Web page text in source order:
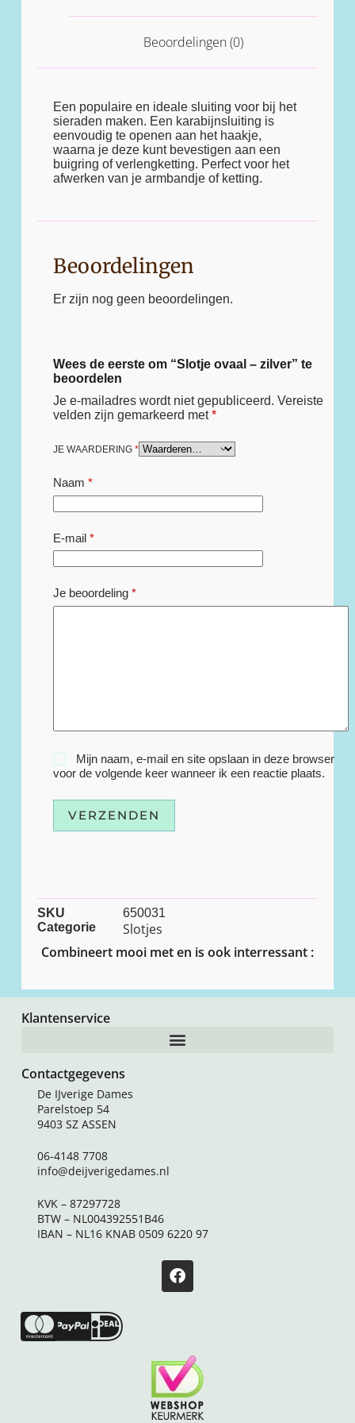
Beoordelingen (0)
Een populaire en ideale sluiting voor bij het
sieraden maken. Een karabijnsluiting is
eenvoudig te openen aan het haakje,
waarna je deze kunt bevestigen aan een
buigring of verlengketting. Perfect voor het
afwerken van je armbandje of ketting.
Beoordelingen
Er zijn nog geen beoordelingen.
Wees de eerste om “Slotje ovaal – zilver” te
beoordelen
Je e-mailadres wordt niet gepubliceerd. Vereiste
velden zijn gemarkeerd met*
JE WAARDERING *
Naam *
E-mail*
Je beoordeling *
Mijn naam, e-mail en site opslaan in deze browser
voor de volgende keer wanneer ik een reactie plaats.
VERZENDEN
SKU
650031
Categorie
Slotjes
Combineert mooi met en is ook interressant :
Klantenservice
Contactgegevens
De IJverige Dames
Parelstoep 54
9403 SZ ASSEN
06-4148 7708
info@deijverigedames.nl
KVK – 87297728
BTW – NL004392551B46
IBAN – NL16 KNAB 0509 6220 97